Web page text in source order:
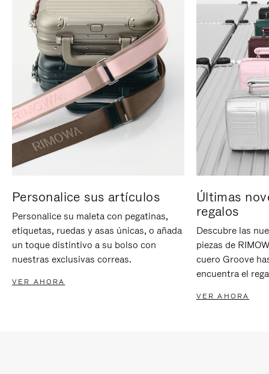
Personalice sus artículos
Personalice su maleta con pegatinas,
etiquetas, ruedas y asas únicas, o añada
un toque distintivo a su bolso con
nuestras exclusivas correas.
VER AHORA
Últimas
regalos
Descubre las
piezas de
cuero Groove
encuentra el
VER AHORA